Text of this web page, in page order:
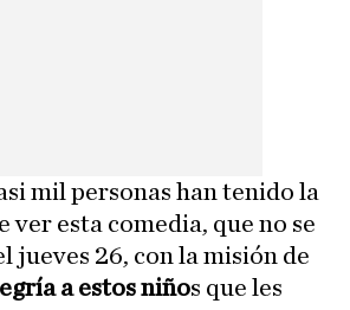
mil personas han tenido la
ver esta comedia, que no se
jueves 26, con la misión de
a estos niños que les